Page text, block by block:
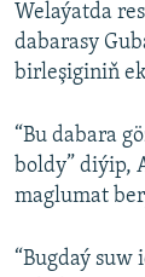
Welaýatda
dabarasy
birleşiginiň
“Bu dabara
boldy” diýip,
maglumat
“Bugdaý